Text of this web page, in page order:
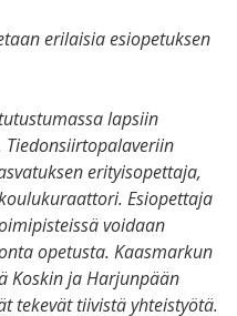
erilaisia esiopetuksen
lapsiin
Tiedonsiirtopalaveriin
erityisopettaja,
Esiopettaja
voidaan
opetusta. Kaasmarkun
Koskin ja Harjunpään
tekevät tiivistä yhteistyötä.